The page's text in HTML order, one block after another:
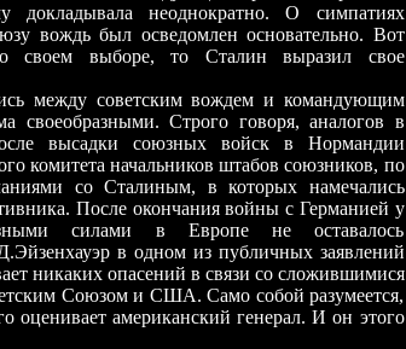
докладывала неоднократно. О симпатиях
вождь был осведомлен основательно. Вот
своем выборе, то Сталин выразил свое
советским вождем и командующим
Строго говоря, аналогов в
высадки союзных войск в Нормандии
комитета начальников штабов союзников, по
со Сталиным, в которых намечались
После окончания войны с Германией у
силами в Европе не оставалось
в одном из публичных заявлений
никаких опасений в связи со сложившимися
Союзом и США. Само собой разумеется,
оценивает американский генерал. И он этого